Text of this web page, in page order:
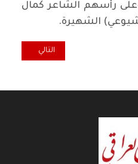
رأسهم الشاعر كمال
الشهيرة.
لاهاي المقال التالي:
التالي